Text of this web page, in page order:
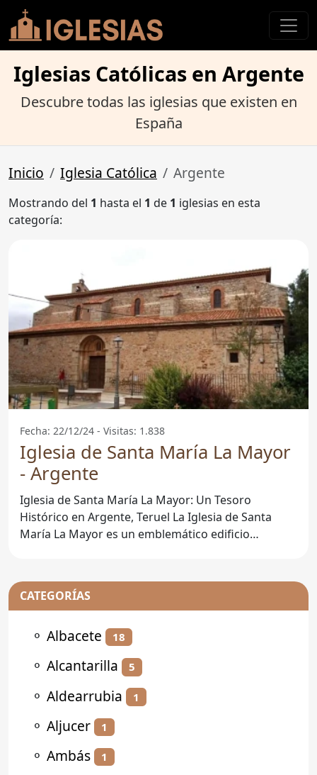
Iglesias Católicas en Argente
Descubre todas las iglesias que existen en
España
Inicio Iglesia Católica Argente
Mostrando del 1 hasta el 1 de 1 iglesias en esta
categoría:
Fecha: 22/12/24 - Visitas: 1.838
Iglesia de Santa María La Mayor
- Argente
Iglesia de Santa María La Mayor: Un Tesoro
Histórico en Argente, Teruel La Iglesia de Santa
María La Mayor es un emblemático edificio
CATEGORÍAS
⚬ Albacete 18
⚬ Alcantarilla 5
⚬ Aldearrubia 1
⚬ Aljucer 1
⚬ Ambás 1